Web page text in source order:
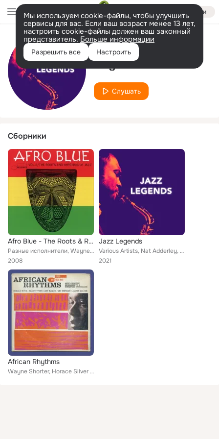
Войти
Мы используем cookie-файлы, чтобы улучшить
сервисы для вас. Если ваш возраст менее 13 лет,
настроить cookie-файлы должен ваш законный
представитель. Больше информации
Разрешить все Настроить
Исполнитель
Reginald Workman
Слушать
Сборники
Afro Blue - The Roots & Rhythm
Разные исполнители, Wayne Shorter, Blue Mitchell, Lee Morgan, Candido, Solomon Ilori, Art Blakey and The Afro-Drum Ensemble, Cur...
2008
Jazz Legends
Various Artists, Nat Adderley, Stan Getz, Horace Silver, Sarah Vaughan, Coleman Hawkins, Dexter Gordon, Billie Holiday & Her Orc...
2021
African Rhythms
Wayne Shorter, Horace Silver Quintet, Blue Mitchell, Candido, Horace Parlan, Solomon Ilori, Art Blakey, McCoy Tyner, Art Blakey ...